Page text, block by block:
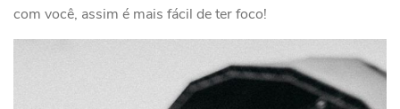
com você, assim é mais fácil de ter foco!